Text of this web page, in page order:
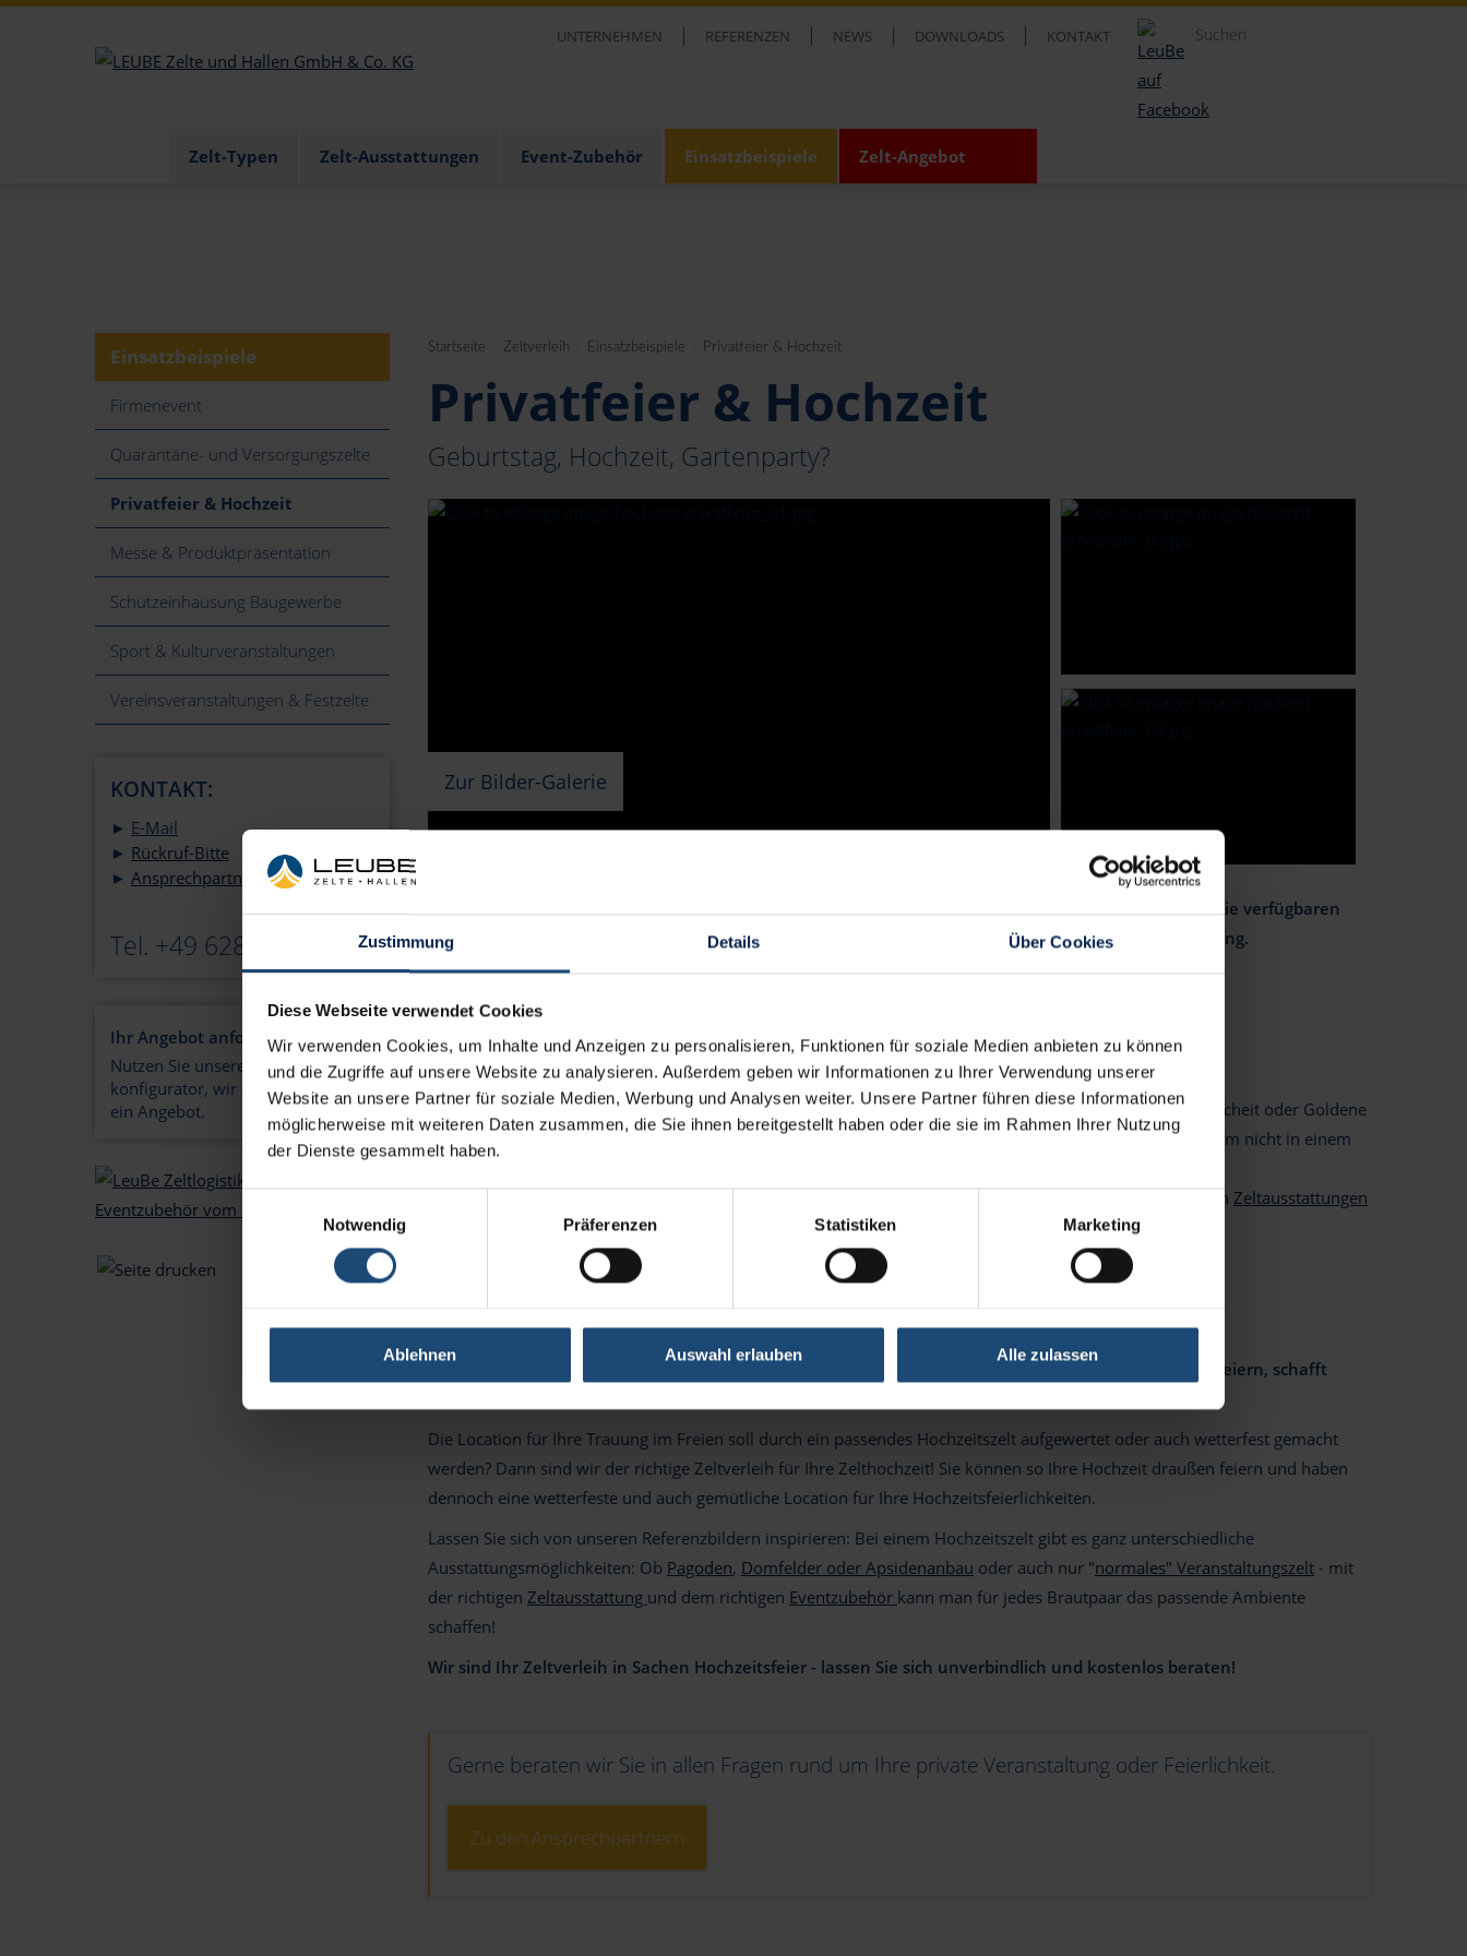
Zustimmung Details Über Cookies
Diese Webseite verwendet Cookies
Wir verwenden Cookies, um Inhalte und Anzeigen zu personalisieren, Funktionen für soziale Medien anbieten zu können
und die Zugriffe auf unsere Website zu analysieren. Außerdem geben wir Informationen zu Ihrer Verwendung unserer
Website an unsere Partner für soziale Medien, Werbung und Analysen weiter. Unsere Partner führen diese Informationen
möglicherweise mit weiteren Daten zusammen, die Sie ihnen bereitgestellt haben oder die sie im Rahmen Ihrer Nutzung
der Dienste gesammelt haben.
Notwendig
Präferenzen Statistiken Marketing
Ablehnen Auswahl erlauben Alle zulassen
UNTERNEHMEN REFERENZEN NEWS DOWNLOADS KONTAKT
Zelt-Typen Zelt-Ausstattungen Event-Zubehör Einsatzbeispiele Zelt-Angebot
Einsatzbeispiele
Firmenevent
Quarantäne- und Versorgungszelte
Privatfeier & Hochzeit
Messe & Produktpräsentation
Schutzeinhausung Baugewerbe
Sport & Kulturveranstaltungen
Vereinsveranstaltungen & Festzelte
KONTAKT:
► E-Mail
► Rückruf-Bitte
► Ansprechpartner
Tel. +49 6284 92995-10
Ihr Angebot anfordern!
Nutzen Sie unseren Zelt-
konfigurator, wir erstellen Ihnen
ein Angebot.
Startseite Zeltverleih Einsatzbeispiele Privatfeier & Hochzeit
Privatfeier & Hochzeit
Geburtstag, Hochzeit, Gartenparty?
Zur Bilder-Galerie
Wenn der nächste runde Geburtstag oder der schönste Tag im Leben, die Hochzeit, bevorsteht und die verfügbaren
Räumlichkeiten nicht ausreichen oder ausgebucht sind, nutzen Sie unsere Zelte für Ihre Veranstaltung.
Zelte für Privatfeiern der unterschiedlichsten Art
Einen Grund zu Feiern gibt es doch immer!
Gerade im privaten Bereich gibt es unzählige Anlässe für eine Feier: Ob Geburtstage, Jubiläen wie Silberhocheit oder Goldene
Hochzeit, Taufe, Kommunion oder Konfirmation, Familientreffen oder einfach nur eine Gartenparty - warum nicht in einem
Unsere Veranstaltungszelte eignen sich für die verschiedensten Feierlichkeiten und mit unseren vielfältigen Zeltausstattungen
können wir auch jedes Zelt im für Sie passenden Rahmen erscheinen lassen!
Zelte für Hochzeiten
Die Hochzeit im Grünen oder im Freien zu feiern, wird immer angesagter. Eine Hochzeit draußen zu feiern, schafft
Die Location für Ihre Trauung im Freien soll durch ein passendes Hochzeitszelt aufgewertet oder auch wetterfest gemacht
werden? Dann sind wir der richtige Zeltverleih für Ihre Zelthochzeit! Sie können so Ihre Hochzeit draußen feiern und haben
dennoch eine wetterfeste und auch gemütliche Location für Ihre Hochzeitsfeierlichkeiten.
Lassen Sie sich von unseren Referenzbildern inspirieren: Bei einem Hochzeitszelt gibt es ganz unterschiedliche
Ausstattungsmöglichkeiten: Ob Pagoden, Domfelder oder Apsidenanbau oder auch nur "normales" Veranstaltungszelt - mit
der richtigen Zeltausstattung und dem richtigen Eventzubehör kann man für jedes Brautpaar das passende Ambiente
schaffen!
Wir sind Ihr Zeltverleih in Sachen Hochzeitsfeier - lassen Sie sich unverbindlich und kostenlos beraten!
Gerne beraten wir Sie in allen Fragen rund um Ihre private Veranstaltung oder Feierlichkeit.
Zu den Ansprechpartnern